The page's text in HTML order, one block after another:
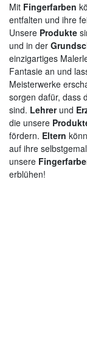
Mit Fingerfarben
entfalten und ihre
Unsere Produkte
und in der
einzigartiges
Fantasie an und
Meisterwerke
sorgen dafür, dass
sind. Lehrerund
die unsere
fördern. Eltern
auf ihre
unsere
erblühen!